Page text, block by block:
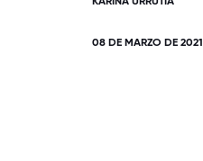
08 DE MARZO DE 2021